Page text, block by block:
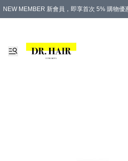
NEW MEMBER 新會員，即享首次 5% 購物優